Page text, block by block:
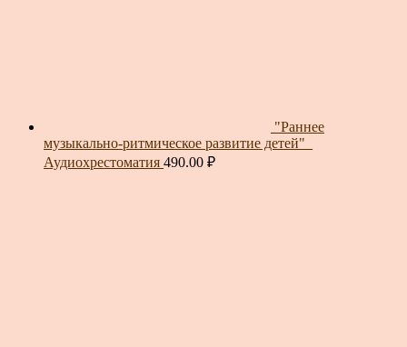
"Раннее
музыкально-ритмическое развитие детей"_
Аудиохрестоматия 490.00 ₽